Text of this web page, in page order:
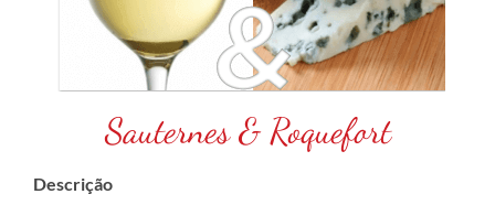
Sauternes & Roquefort
Descrição